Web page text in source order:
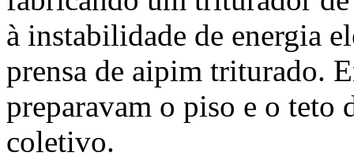
à instabilidade de energia
prensa de aipim triturado.
preparavam o piso e o teto
coletivo.